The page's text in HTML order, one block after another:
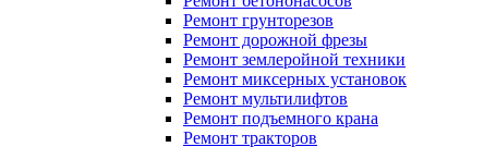
Ремонт грунторезов
Ремонт дорожной фрезы
Ремонт землеройной техники
Ремонт миксерных установок
Ремонт мультилифтов
Ремонт подъемного крана
Ремонт тракторов